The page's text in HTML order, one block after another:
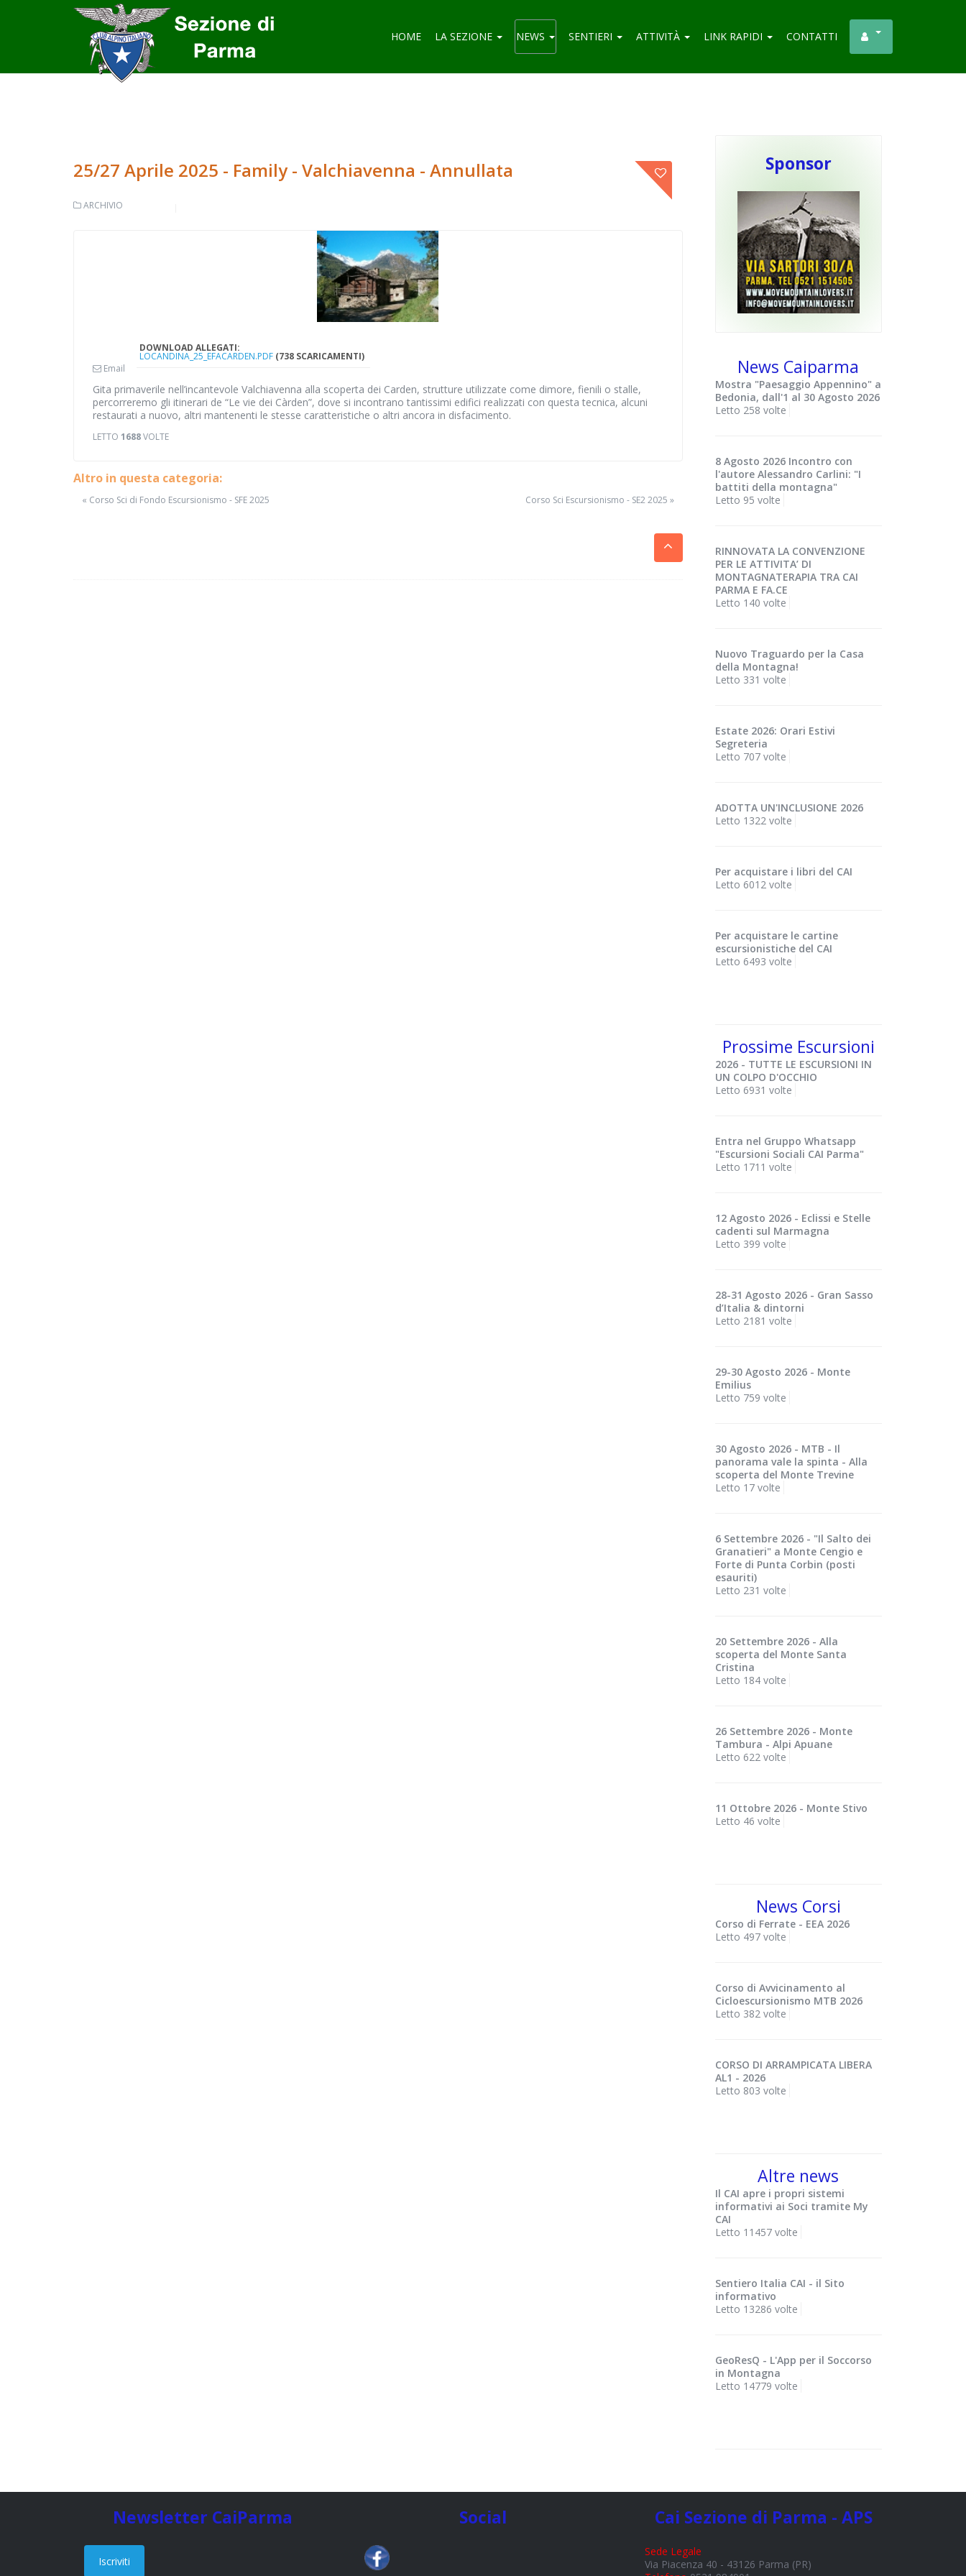
HOME LA SEZIONE NEWS SENTIERI ATTIVITÀ LINK RAPIDI CONTATTI
25/27 Aprile 2025 - Family - Valchiavenna - Annullata
ARCHIVIO
Email
DOWNLOAD ALLEGATI:
LOCANDINA_25_EFACARDEN.PDF (738 SCARICAMENTI)
Gita primaverile nell’incantevole Valchiavenna alla scoperta dei Carden, strutture utilizzate come dimore, fienili o stalle,
percorreremo gli itinerari de “Le vie dei Càrden”, dove si incontrano tantissimi edifici realizzati con questa tecnica, alcuni
restaurati a nuovo, altri mantenenti le stesse caratteristiche o altri ancora in disfacimento.
LETTO 1688VOLTE
Altro in questa categoria:
« Corso Sci di Fondo Escursionismo - SFE 2025 Corso Sci Escursionismo - SE2 2025 »
Sponsor
News Caiparma
Mostra "Paesaggio Appennino" a
Bedonia, dall'1 al 30 Agosto 2026
Letto 258 volte
8 Agosto 2026 Incontro con
l'autore Alessandro Carlini: "I
battiti della montagna"
Letto 95 volte
RINNOVATA LA CONVENZIONE
PER LE ATTIVITA’ DI
MONTAGNATERAPIA TRA CAI
PARMA E FA.CE
Letto 140 volte
Nuovo Traguardo per la Casa
della Montagna!
Letto 331 volte
Estate 2026: Orari Estivi
Segreteria
Letto 707 volte
ADOTTA UN'INCLUSIONE 2026
Letto 1322 volte
Per acquistare i libri del CAI
Letto 6012 volte
Per acquistare le cartine
escursionistiche del CAI
Letto 6493 volte
Prossime Escursioni
2026 - TUTTE LE ESCURSIONI IN
UN COLPO D'OCCHIO
Letto 6931 volte
Entra nel Gruppo Whatsapp
"Escursioni Sociali CAI Parma"
Letto 1711 volte
12 Agosto 2026 - Eclissi e Stelle
cadenti sul Marmagna
Letto 399 volte
28-31 Agosto 2026 - Gran Sasso
d’Italia & dintorni
Letto 2181 volte
29-30 Agosto 2026 - Monte
Emilius
Letto 759 volte
30 Agosto 2026 - MTB - Il
panorama vale la spinta - Alla
scoperta del Monte Trevine
Letto 17 volte
6 Settembre 2026 - "Il Salto dei
Granatieri" a Monte Cengio e
Forte di Punta Corbin (posti
esauriti)
Letto 231 volte
20 Settembre 2026 - Alla
scoperta del Monte Santa
Cristina
Letto 184 volte
26 Settembre 2026 - Monte
Tambura - Alpi Apuane
Letto 622 volte
11 Ottobre 2026 - Monte Stivo
Letto 46 volte
News Corsi
Corso di Ferrate - EEA 2026
Letto 497 volte
Corso di Avvicinamento al
Cicloescursionismo MTB 2026
Letto 382 volte
CORSO DI ARRAMPICATA LIBERA
AL1 - 2026
Letto 803 volte
Altre news
Il CAI apre i propri sistemi
informativi ai Soci tramite My
CAI
Letto 11457 volte
Sentiero Italia CAI - il Sito
informativo
Letto 13286 volte
GeoResQ - L'App per il Soccorso
in Montagna
Letto 14779 volte
Newsletter CaiParma
Iscriviti
Social Cai Sezione di Parma - APS
Sede Legale
Via Piacenza 40 - 43126 Parma (PR)